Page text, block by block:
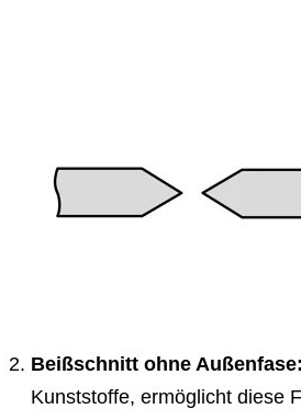
Beißschnitt ohne Außenfase:
Kunststoffe, ermöglicht diese